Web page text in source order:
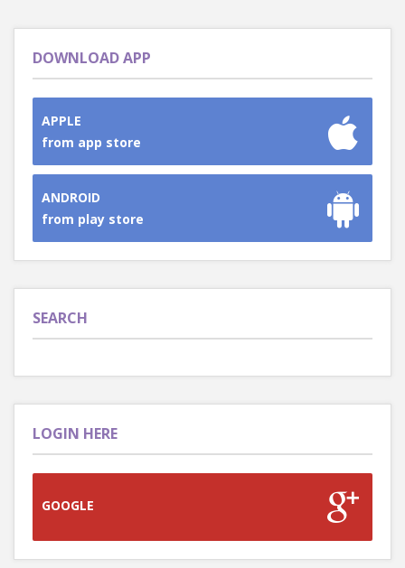
DOWNLOAD APP
APPLE
from app store
ANDROID
from play store
SEARCH
LOGIN HERE
GOOGLE